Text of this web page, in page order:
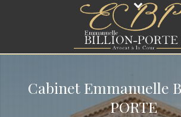
Cabinet Emmanuelle
PORTE